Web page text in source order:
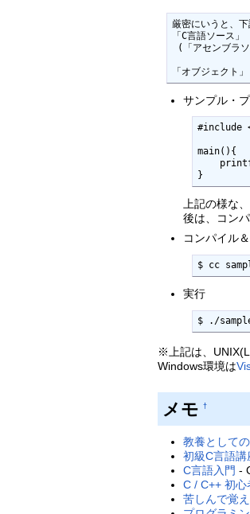
厳密にいうと、
「C言語ソース
「オブジェクト
サンプル・
#include
main(){
}
上記の様な
後は、コン
コンパイル
実行
$ ./
※上記は、
Windows環境は
メモ †
教養として
初級C言語講
C言語入門 -
C / C++ 初心
苦しんで覚